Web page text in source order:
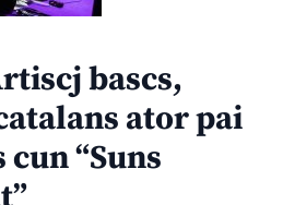
bascs,
ator pai
“Suns